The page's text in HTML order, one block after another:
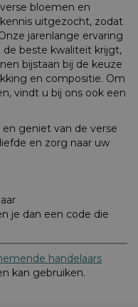
bloemen en
uitgezocht, zodat
jarenlange ervaring
beste kwaliteit krijgt,
bijstaan bij de keuze
en compositie. Om
vindt u bij ons ook een
geniet van de verse
en zorg naar uw
je dan een code die
handelaars
kan gebruiken.